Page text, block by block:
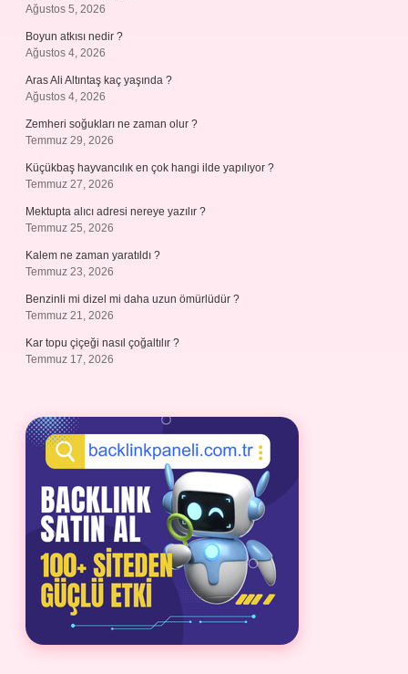
Ağustos 5, 2026
Boyun atkısı nedir ?
Ağustos 4, 2026
Aras Ali Altıntaş kaç yaşında ?
Ağustos 4, 2026
Zemheri soğukları ne zaman olur ?
Temmuz 29, 2026
Küçükbaş hayvancılık en çok hangi ilde yapılıyor ?
Temmuz 27, 2026
Mektupta alıcı adresi nereye yazılır ?
Temmuz 25, 2026
Kalem ne zaman yaratıldı ?
Temmuz 23, 2026
Benzinli mi dizel mi daha uzun ömürlüdür ?
Temmuz 21, 2026
Kar topu çiçeği nasıl çoğaltılır ?
Temmuz 17, 2026